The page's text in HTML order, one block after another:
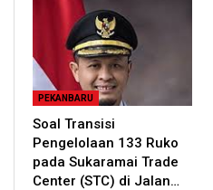
PEKANBARU
Soal Transisi
Pengelolaan 133 Ruko
pada Sukaramai Trade
Center (STC) di Jalan…